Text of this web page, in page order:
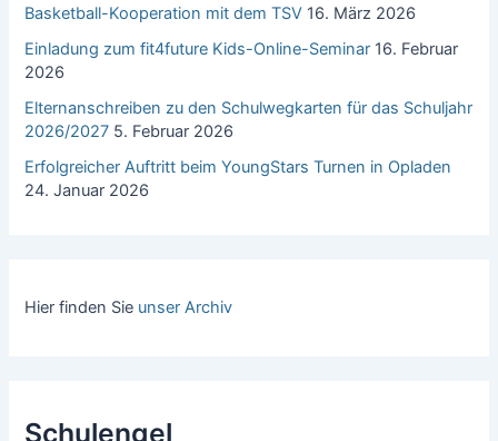
Basketball-Kooperation mit dem TSV 16. März 2026
Einladung zum fit4future Kids-Online-Seminar 16. Februar
2026
Elternanschreiben zu den Schulwegkarten für das Schuljahr
2026/2027 5. Februar 2026
Erfolgreicher Auftritt beim YoungStars Turnen in Opladen
24. Januar 2026
Hier finden Sie unser Archiv
Schulengel